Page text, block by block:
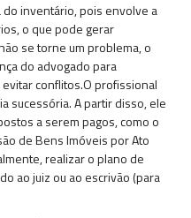
do inventário, pois envolve a
o que pode gerar
se torne um problema, o
do advogado para
conflitos.O profissional
sucessória. A partir disso, ele
a serem pagos, como o
de Bens Imóveis por Ato
realizar o plano de
ao juiz ou ao escrivão (para